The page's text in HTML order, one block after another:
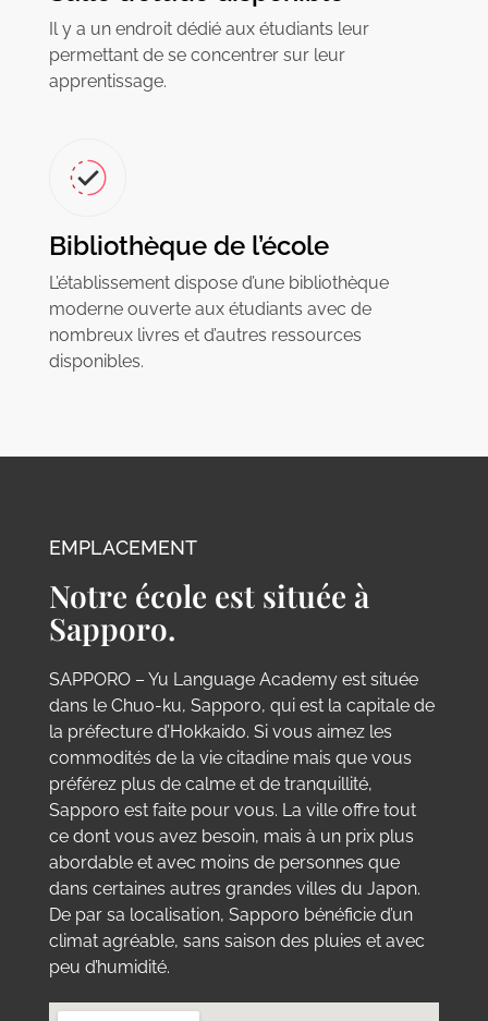
Il y a un endroit dédié aux étudiants leur
permettant de se concentrer sur leur
apprentissage.
Bibliothèque de l’école
L’établissement dispose d’une bibliothèque
moderne ouverte aux étudiants avec de
nombreux livres et d’autres ressources
disponibles.
EMPLACEMENT
Notre école est située à
Sapporo.
SAPPORO – Yu Language Academy est située
dans le Chuo-ku, Sapporo, qui est la capitale de
la préfecture d’Hokkaido. Si vous aimez les
commodités de la vie citadine mais que vous
préférez plus de calme et de tranquillité,
Sapporo est faite pour vous. La ville offre tout
ce dont vous avez besoin, mais à un prix plus
abordable et avec moins de personnes que
dans certaines autres grandes villes du Japon.
De par sa localisation, Sapporo bénéficie d’un
climat agréable, sans saison des pluies et avec
peu d’humidité.